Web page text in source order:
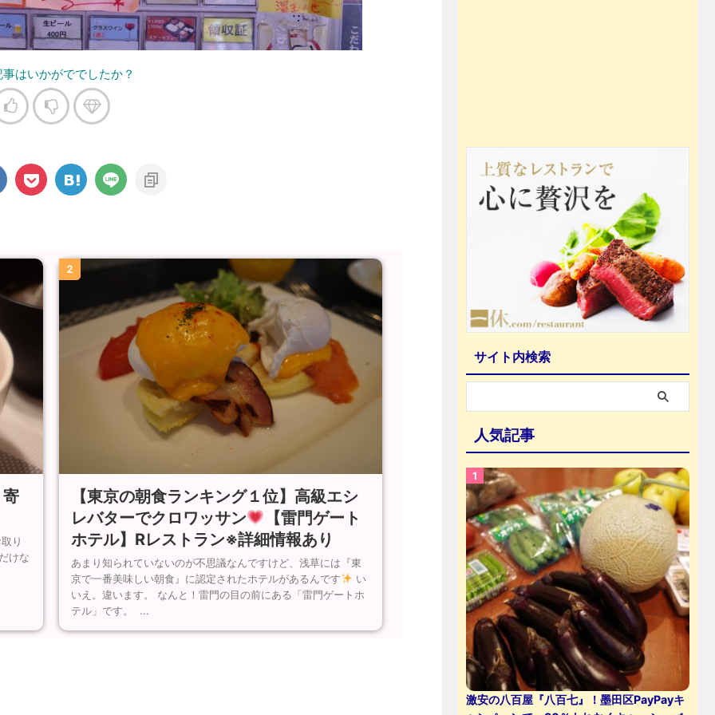
事はいかがででしたか？
り
けな
2
【東京の朝食ランキング１位】高級エシ
レバターでクロワッサン
【雷門ゲート
ホテル】Rレストラン※詳細情報あり
あまり知られていないのが不思議なんですけど、浅草には『東
京で一番美味しい朝食』に認定されたホテルがあるんです
い
いえ。違います。 なんと！雷門の目の前にある「雷門ゲートホ
テル」です。 ...
サイト内検索
人気記事
激安の八百屋『八百七』！墨田区PayPayキ